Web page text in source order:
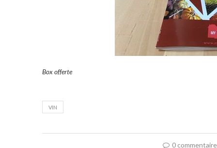
Box offerte
VIN
0